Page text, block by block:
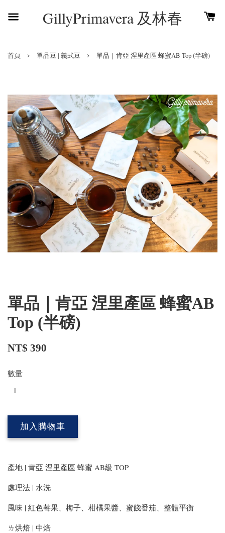
GillyPrimavera 及林春
首頁 › 單品豆 | 義式豆 › 單品｜肯亞 涅里產區 蜂蜜AB Top (半磅)
單品｜肯亞 涅里產區 蜂蜜AB
Top (半磅)
NT$ 390
數量
加入購物車
產地 | 肯亞 涅里產區 蜂蜜 AB級 TOP
處理法 | 水洗
風味 | 紅色莓果、梅子、柑橘果醬、蜜餞番茄、整體平衡
ㄌ烘焙 | 中焙